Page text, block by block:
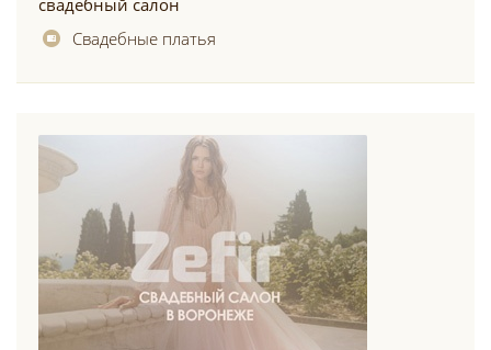
свадебный салон
Свадебные платья